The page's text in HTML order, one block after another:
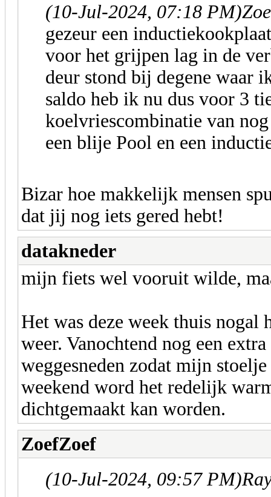
(10-Jul-2024, 07:18 PM)
gezeur een
voor het grijpen lag in de
deur stond bij degene waar
saldo heb ik nu dus voor 3
koelvriescombinatie van
een blije Pool en een
Bizar hoe makkelijk mensen
dat jij nog iets gered hebt!
datakneder
mijn fiets wel vooruit wilde,
Het was deze week thuis nogal
weer. Vanochtend nog een
weggesneden zodat mijn
weekend word het redelijk
dichtgemaakt kan worden.
ZoefZoef
(10-Jul-2024, 09:57 PM)